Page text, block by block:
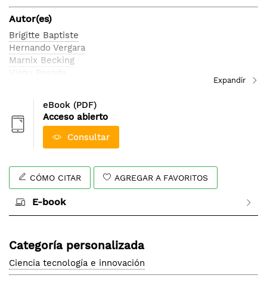
Autor(es)
Brigitte Baptiste
Hernando Vergara
Marnix Becking
Visnu Posada
Dora Troyano
eBook (PDF)
Acceso abierto
Consultar
CÓMO CITAR AGREGAR A FAVORITOS
E-book
Categoría personalizada
Ciencia tecnología e innovación